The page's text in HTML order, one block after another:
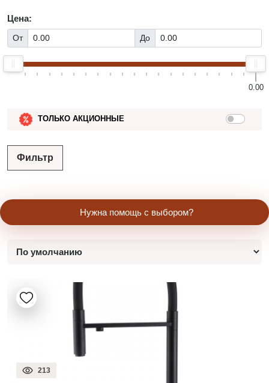
Цена:
От До
0.00
ТОЛЬКО АКЦИОННЫЕ
Фильтр
Нужна помощь с выбором?
213